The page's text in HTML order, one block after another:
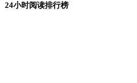
24小时阅读排行榜